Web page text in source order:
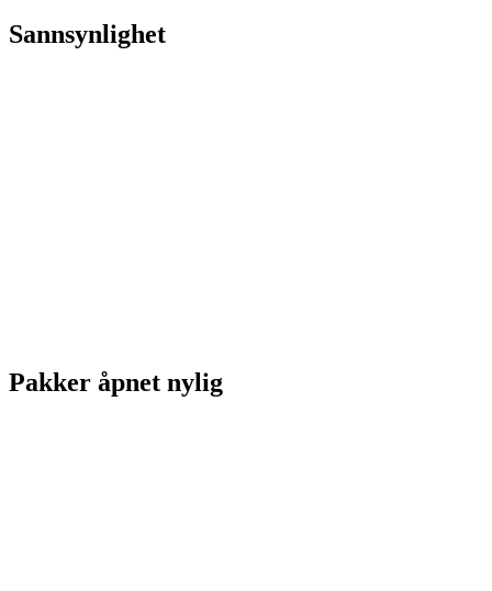
Sannsynlighet
Pakker åpnet nylig